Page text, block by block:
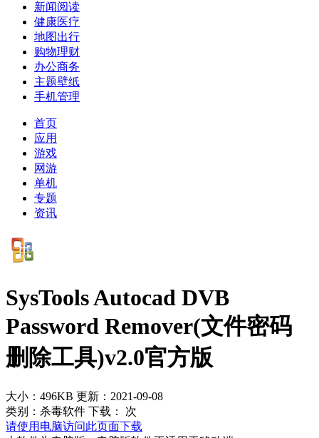
新闻阅读
健康医疗
地图出行
购物理财
办公商务
主题壁纸
手机管理
首页
应用
游戏
网游
单机
专题
资讯
SysTools Autocad DVB
Password Remover(文件密码
删除工具)v2.0官方版
大小：496KB 更新：2021-09-08
类别：杀毒软件 下载：
次
请使用电脑访问此页面下载